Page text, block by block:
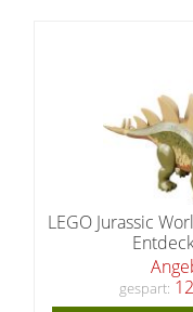
LEGO Jurassic
gespart: